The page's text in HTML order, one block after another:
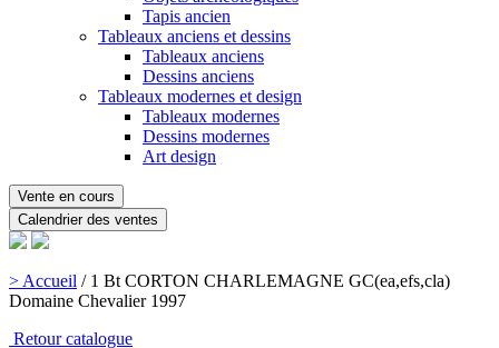
Tapis ancien
Tableaux anciens et dessins
Tableaux anciens
Dessins anciens
Tableaux modernes et design
Tableaux modernes
Dessins modernes
Art design
Vente en cours
Calendrier des ventes
> Accueil / 1 Bt CORTON CHARLEMAGNE GC(ea,efs,cla)
Domaine Chevalier 1997
Retour catalogue